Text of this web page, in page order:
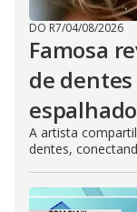
DO R7/04/08/2026
Famosa
de
A artista
dentes,